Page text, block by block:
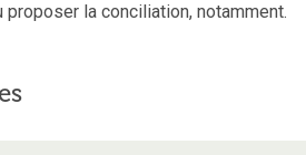
la conciliation, notamment.